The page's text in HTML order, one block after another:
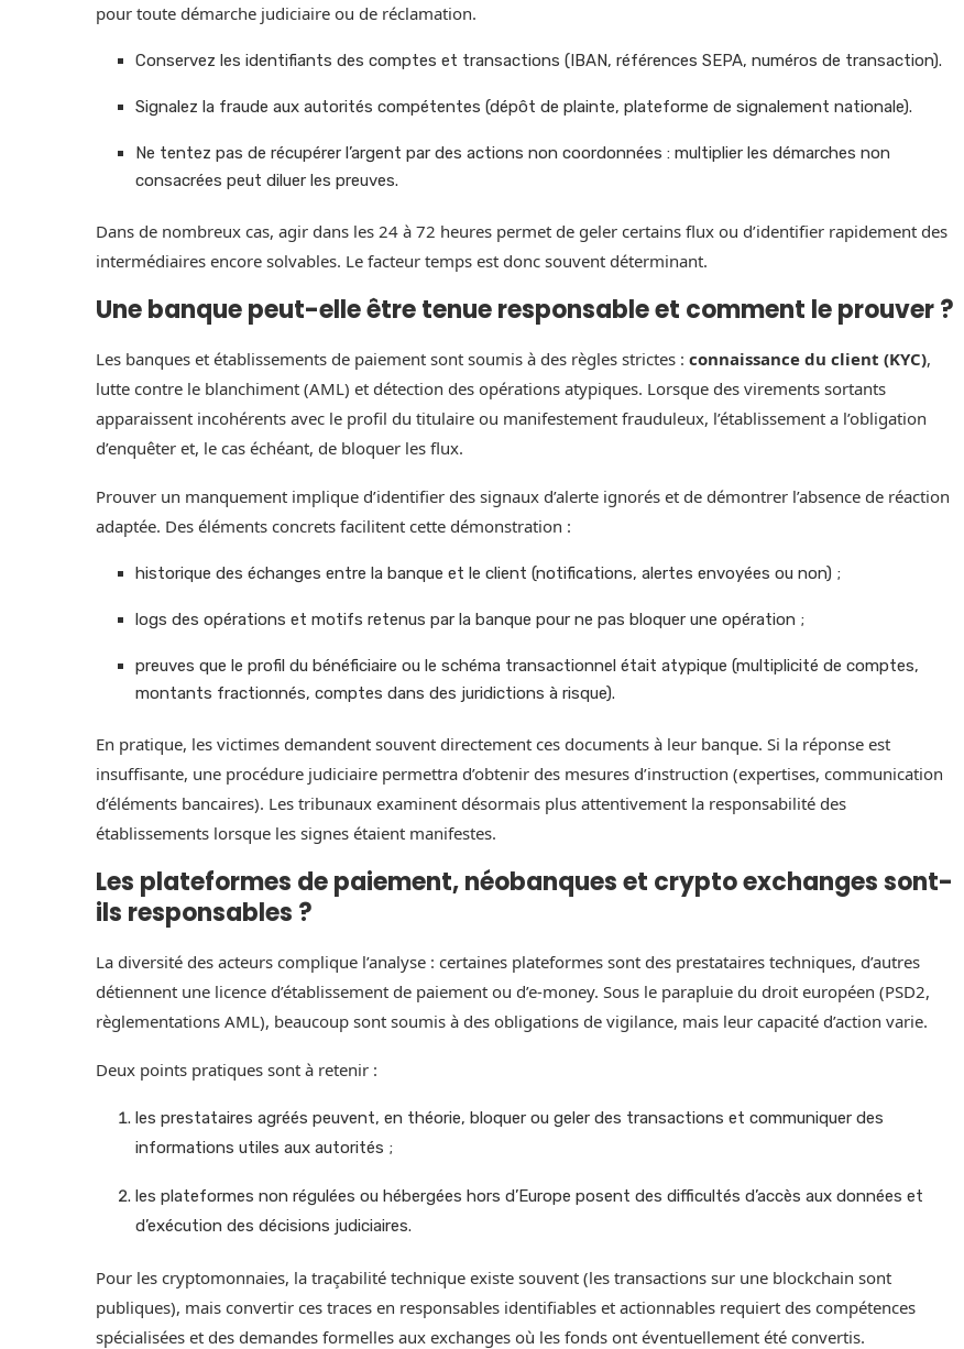
pour toute démarche judiciaire ou de réclamation.
Conservez les identifiants des comptes et transactions (IBAN, références SEPA, numéros de transaction).
Signalez la fraude aux autorités compétentes (dépôt de plainte, plateforme de signalement nationale).
Ne tentez pas de récupérer l’argent par des actions non coordonnées : multiplier les démarches non
consacrées peut diluer les preuves.
Dans de nombreux cas, agir dans les 24 à 72 heures permet de geler certains flux ou d’identifier rapidement des
intermédiaires encore solvables. Le facteur temps est donc souvent déterminant.
Une banque peut-elle être tenue responsable et comment le prouver ?
Les banques et établissements de paiement sont soumis à des règles strictes : connaissance du client (KYC),
lutte contre le blanchiment (AML) et détection des opérations atypiques. Lorsque des virements sortants
apparaissent incohérents avec le profil du titulaire ou manifestement frauduleux, l’établissement a l’obligation
d’enquêter et, le cas échéant, de bloquer les flux.
Prouver un manquement implique d’identifier des signaux d’alerte ignorés et de démontrer l’absence de réaction
adaptée. Des éléments concrets facilitent cette démonstration :
historique des échanges entre la banque et le client (notifications, alertes envoyées ou non) ;
logs des opérations et motifs retenus par la banque pour ne pas bloquer une opération ;
preuves que le profil du bénéficiaire ou le schéma transactionnel était atypique (multiplicité de comptes,
montants fractionnés, comptes dans des juridictions à risque).
En pratique, les victimes demandent souvent directement ces documents à leur banque. Si la réponse est
insuffisante, une procédure judiciaire permettra d’obtenir des mesures d’instruction (expertises, communication
d’éléments bancaires). Les tribunaux examinent désormais plus attentivement la responsabilité des
établissements lorsque les signes étaient manifestes.
Les plateformes de paiement, néobanques et crypto exchanges sont-
ils responsables ?
La diversité des acteurs complique l’analyse : certaines plateformes sont des prestataires techniques, d’autres
détiennent une licence d’établissement de paiement ou d’e-money. Sous le parapluie du droit européen (PSD2,
règlementations AML), beaucoup sont soumis à des obligations de vigilance, mais leur capacité d’action varie.
Deux points pratiques sont à retenir :
les prestataires agréés peuvent, en théorie, bloquer ou geler des transactions et communiquer des
informations utiles aux autorités ;
les plateformes non régulées ou hébergées hors d’Europe posent des difficultés d’accès aux données et
d’exécution des décisions judiciaires.
Pour les cryptomonnaies, la traçabilité technique existe souvent (les transactions sur une blockchain sont
publiques), mais convertir ces traces en responsables identifiables et actionnables requiert des compétences
spécialisées et des demandes formelles aux exchanges où les fonds ont éventuellement été convertis.